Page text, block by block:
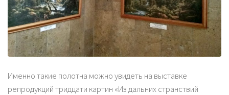
Именно такие полотна можно увидеть на выставке
репродукций тридцати картин «Из дальних странствий